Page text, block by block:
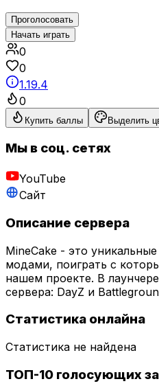
Проголосовать
Начать играть
0
0
1.19.4
0
Купить баллы Выделить
Мы в соц. сетях
YouTube
Сайт
Описание сервера
MineCake - это
модами, поиграть с
нашем проекте. В
сервера: DayZ и
Статистика онлайна
Статистика не найдена
ТОП-10 голосующих за